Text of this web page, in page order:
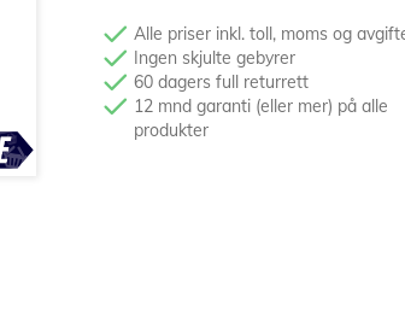
Alle priser inkl. toll, moms og
Ingen skjulte gebyrer
60 dagers full returrett
12 mnd garanti (eller mer) på alle
produkter